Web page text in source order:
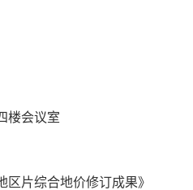
楼会议室
区片综合地价修订成果》